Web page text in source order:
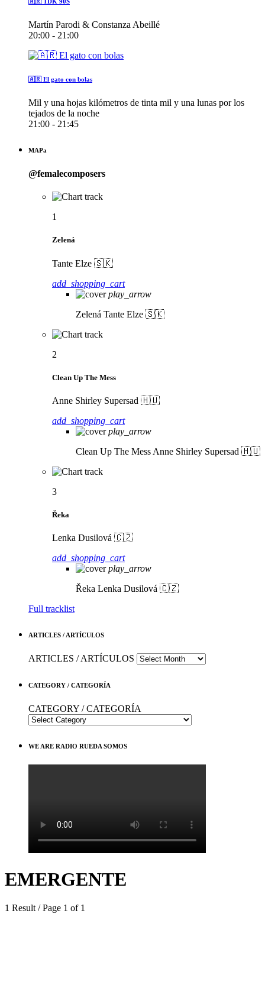
Martín Parodi & Constanza Abeillé
20:00 - 21:00
🇦🇷 El gato con bolas
Mil y una hojas kilómetros de tinta mil y una lunas por los
tejados de la noche
21:00 - 21:45
MAPa
@femalecomposers
1
Zelená
Tante Elze 🇸🇰
add_shopping_cart
play_arrow
Zelená Tante Elze 🇸🇰
2
Clean Up The Mess
Anne Shirley Supersad 🇭🇺
add_shopping_cart
play_arrow
Clean Up The Mess Anne Shirley Supersad 🇭🇺
3
Řeka
Lenka Dusilová 🇨🇿
add_shopping_cart
play_arrow
Řeka Lenka Dusilová 🇨🇿
Full tracklist
ARTICLES / ARTÍCULOS
ARTICLES / ARTÍCULOS
CATEGORY / CATEGORÍA
CATEGORY / CATEGORÍA
WE ARE RADIO RUEDA SOMOS
EMERGENTE
1 Result / Page 1 of 1